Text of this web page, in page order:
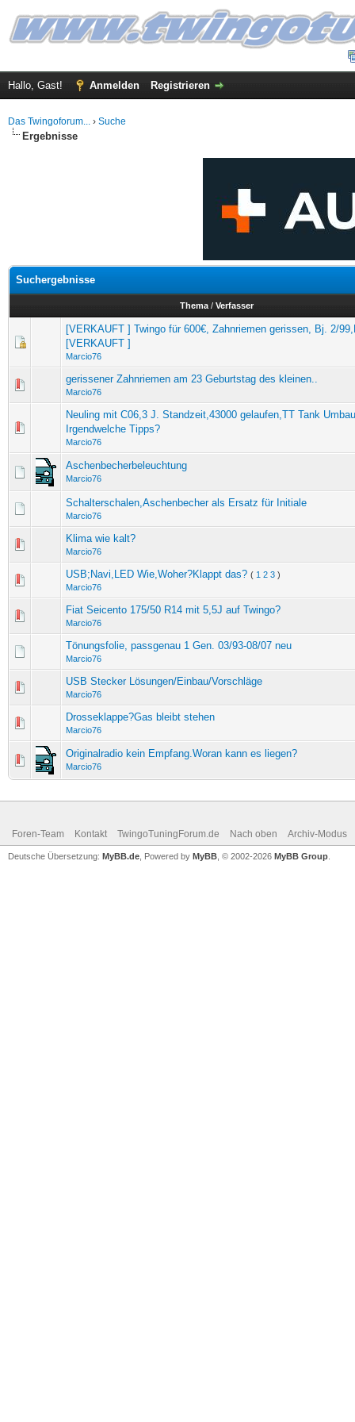
Hallo, Gast! Anmelden Registrieren
Das Twingoforum... › Suche
Ergebnisse
Suchergebnisse
Thema / Verfasser
[VERKAUFT ] Twingo für 600€, Zahnriemen gerissen, Bj. 2/
[VERKAUFT ]
Marcio76
gerissener Zahnriemen am 23 Geburtstag des kleinen..
Marcio76
Neuling mit C06,3 J. Standzeit,43000 gelaufen,TT Tank
Irgendwelche Tipps?
Marcio76
Aschenbecherbeleuchtung
Marcio76
Schalterschalen,Aschenbecher als Ersatz für Initiale
Marcio76
Klima wie kalt?
Marcio76
USB;Navi,LED Wie,Woher?Klappt das? ( 1 2 3 )
Marcio76
Fiat Seicento 175/50 R14 mit 5,5J auf Twingo?
Marcio76
Tönungsfolie, passgenau 1 Gen. 03/93-08/07 neu
Marcio76
USB Stecker Lösungen/Einbau/Vorschläge
Marcio76
Drosseklappe?Gas bleibt stehen
Marcio76
Originalradio kein Empfang.Woran kann es liegen?
Marcio76
Foren-Team Kontakt TwingoTuningForum.de Nach oben Archiv-Modus
Deutsche Übersetzung: MyBB.de , Powered by MyBB , © 2002-2026 MyBB Group